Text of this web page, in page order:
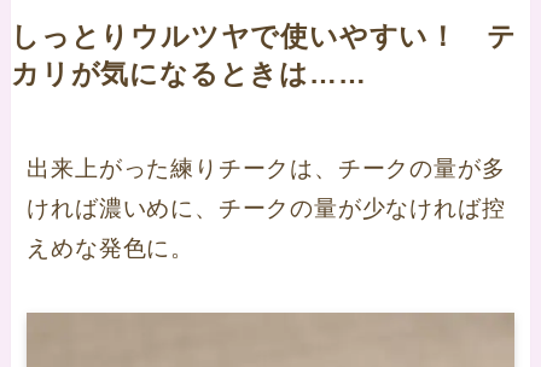
しっとりウルツヤで使いやすい！ テ
カリが気になるときは……
出来上がった練りチークは、チークの量が多
ければ濃いめに、チークの量が少なければ控
えめな発色に。